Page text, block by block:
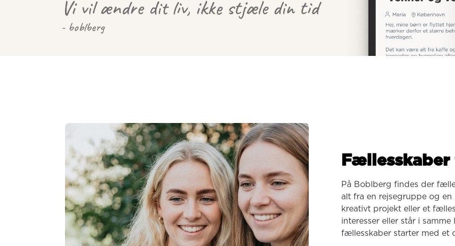
Vi vil ændre dit liv, ikke stjæle din tid
- boblberg
På Boblberg findes der
alt fra en rejsegruppe og
kreativt projekt eller et
interesser eller står i
fællesskaber starter med et